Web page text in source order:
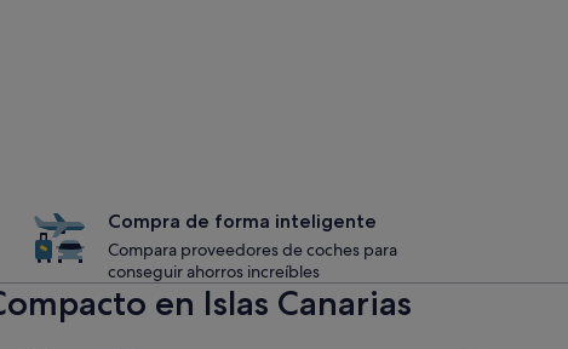
Compra de forma inteligente
Compara proveedores de coches para
conseguir ahorros increíbles
en Islas Canarias